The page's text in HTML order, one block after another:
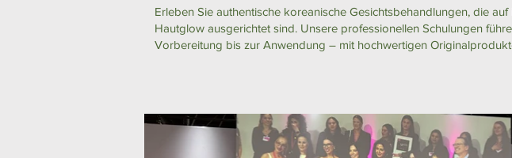
Erleben Sie authentische koreanische Gesichtsbehandlungen, die
Hautglow ausgerichtet sind. Unsere professionellen Schulungen
Vorbereitung bis zur Anwendung – mit hochwertigen